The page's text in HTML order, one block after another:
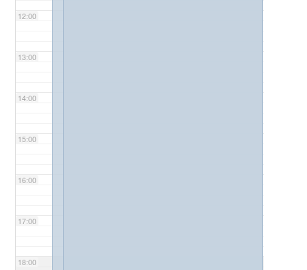
12:00
13:00
14:00
15:00
16:00
17:00
18:00